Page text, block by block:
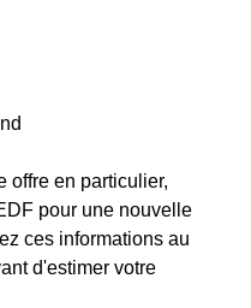
offre en particulier,
pour une nouvelle
ces informations au
d'estimer votre